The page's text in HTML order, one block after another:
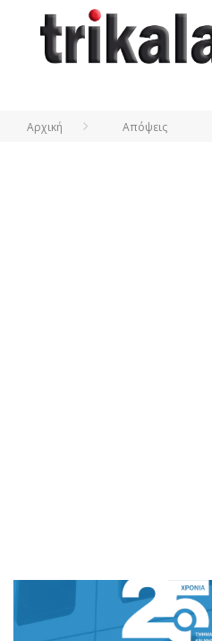
Αρχική Απόψεις